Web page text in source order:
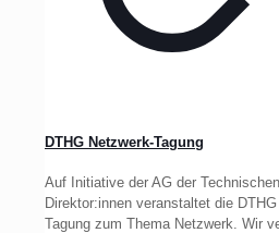
DTHG Netzwerk-Tagung
Auf Initiative der AG der Technischen
Direktor:innen veranstaltet die
Tagung zum Thema Netzwerk. Wir